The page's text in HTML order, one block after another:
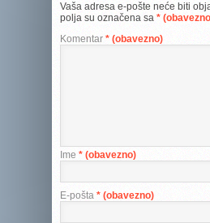
Vaša adresa e-pošte neće biti
polja su označena sa *
Komentar * (obavezno)
Ime * (obavezno)
E-pošta * (obavezno)